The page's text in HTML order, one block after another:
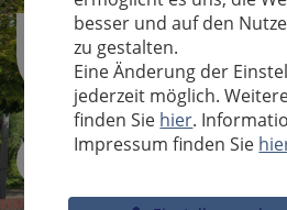
Sucheingabe
besser und auf den
zu gestalten.
Eine Änderung der
jederzeit möglich.
finden Sie hier.
Impressum finden Sie